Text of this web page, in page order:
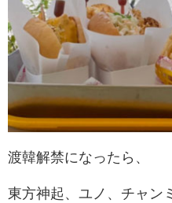
渡韓解禁になったら、
東方神起、ユノ、チャ